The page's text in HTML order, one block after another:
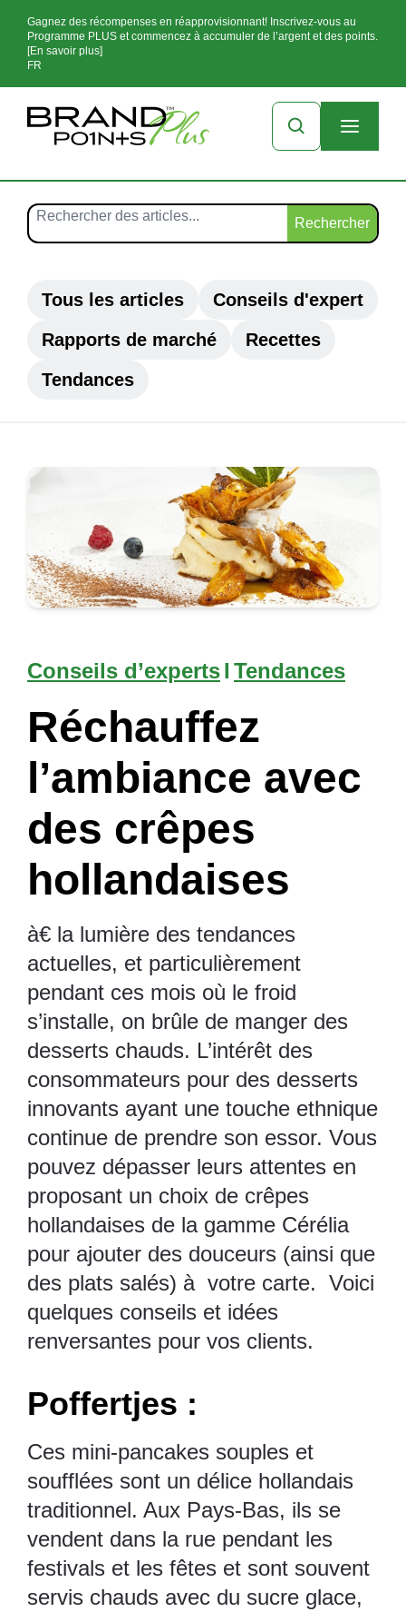
Gagnez des récompenses en réapprovisionnant! Inscrivez-vous au
Programme PLUS et commencez à accumuler de l’argent et des points.
[En savoir plus]
FR
Rechercher
Tous les articles
Conseils d'expert
Rapports de marché
Recettes
Tendances
Conseils d’expertsI Tendances
Réchauffez
l’ambiance avec
des crêpes
hollandaises
à€ la lumière des tendances
actuelles, et particulièrement
pendant ces mois où le froid
s’installe, on brûle de manger des
desserts chauds. L’intérêt des
consommateurs pour des desserts
innovants ayant une touche ethnique
continue de prendre son essor. Vous
pouvez dépasser leurs attentes en
proposant un choix de crêpes
hollandaises de la gamme Cérélia
pour ajouter des douceurs (ainsi que
des plats salés) à votre carte. Voici
quelques conseils et idées
renversantes pour vos clients.
Poffertjes :
Ces mini-pancakes souples et
soufflées sont un délice hollandais
traditionnel. Aux Pays-Bas, ils se
vendent dans la rue pendant les
festivals et les fêtes et sont souvent
servis chauds avec du sucre glace,